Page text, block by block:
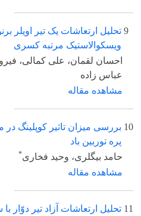
9 تحلیل ارتعاشات یک تیر اویلر
ویسکوالاستیک مرتبه کسری
احسان لقمان، علی کمالی،
عباس زاده
مشاهده مقاله
10 بررسی میزان تاثیر کوپلینگ
پره توربین باد
حامد بیگلری، وحید فخاری*
مشاهده مقاله
11 تحلیل ارتعاشات آزاد تیر